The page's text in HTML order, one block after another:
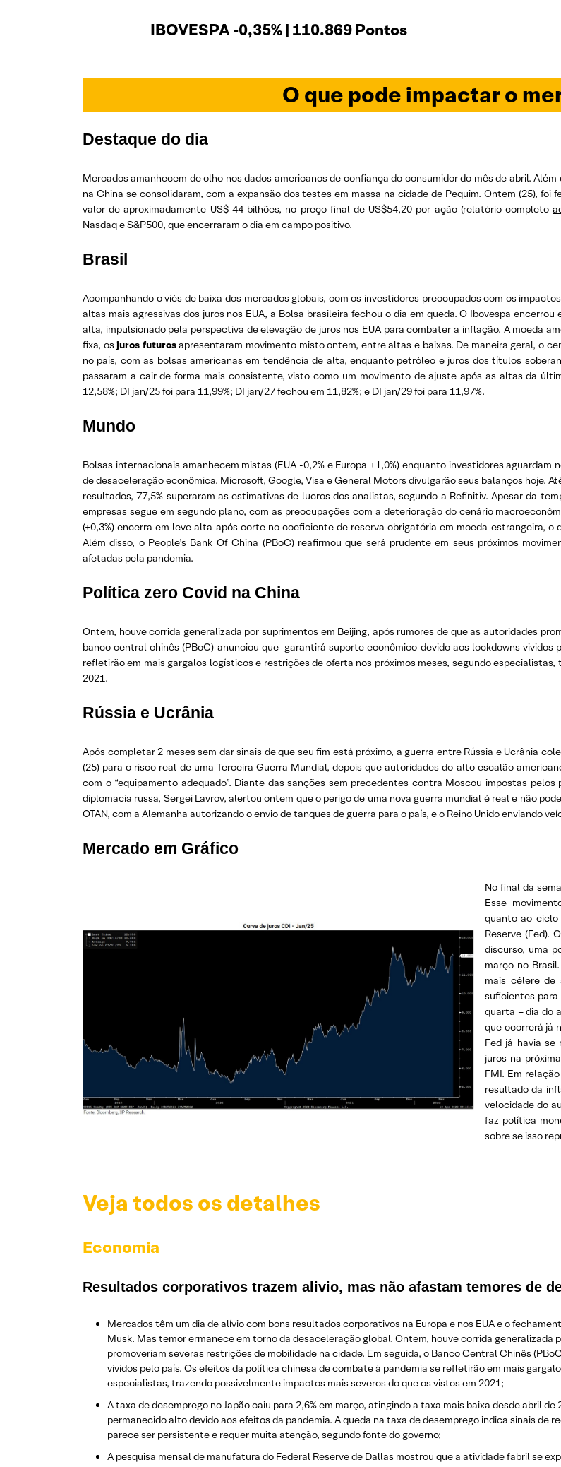
IBOVESPA -0,35% | 110.869 Pontos
O que pode impactar o
Destaque do dia
Mercados amanhecem de olho nos dados americanos de confiança do consumidor do mês de abril.
na China se consolidaram, com a expansão dos testes em massa na cidade de Pequim. Ontem (25),
valor de aproximadamente US$ 44 bilhões, no preço final de US$54,20 por ação (relatório completo
Nasdaq e S&P500, que encerraram o dia em campo positivo.
Brasil
Acompanhando o viés de baixa dos mercados globais, com os investidores preocupados com os
altas mais agressivas dos juros nos EUA, a Bolsa brasileira fechou o dia em queda. O Ibovespa
alta, impulsionado pela perspectiva de elevação de juros nos EUA para combater a inflação. A moeda
fixa, osjuros futurosapresentaram movimento misto ontem, entre altas e baixas. De maneira geral, o
no país, com as bolsas americanas em tendência de alta, enquanto petróleo e juros dos títulos
passaram a cair de forma mais consistente, visto como um movimento de ajuste após as altas da
12,58%; DI jan/25 foi para 11,99%; DI jan/27 fechou em 11,82%; e DI jan/29 foi para 11,97%.
Mundo
Bolsas internacionais amanhecem mistas (EUA -0,2% e Europa +1,0%) enquanto investidores
de desaceleração econômica. Microsoft, Google, Visa e General Motors divulgarão seus balanços hoje.
resultados, 77,5% superaram as estimativas de lucros dos analistas, segundo a Refinitiv. Apesar da
empresas segue em segundo plano, com as preocupações com a deterioração do cenário
(+0,3%) encerra em leve alta após corte no coeficiente de reserva obrigatória em moeda estrangeira,
Além disso, o People’s Bank Of China (PBoC) reafirmou que será prudente em seus próximos
afetadas pela pandemia.
Política zero Covid na China
Ontem, houve corrida generalizada por suprimentos em Beijing, após rumores de que as autoridades
banco central chinês (PBoC) anunciou que garantirá suporte econômico devido aos lockdowns
refletirão em mais gargalos logísticos e restrições de oferta nos próximos meses, segundo
2021.
Rússia e Ucrânia
Após completar 2 meses sem dar sinais de que seu fim está próximo, a guerra entre Rússia e Ucrânia
(25) para o risco real de uma Terceira Guerra Mundial, depois que autoridades do alto escalão
com o “equipamento adequado”. Diante das sanções sem precedentes contra Moscou impostas
diplomacia russa, Sergei Lavrov, alertou ontem que o perigo de uma nova guerra mundial é real e não
OTAN, com a Alemanha autorizando o envio de tanques de guerra para o país, e o Reino Unido enviando
Mercado em Gráfico
No final da
Esse
quanto ao
Reserve (Fed).
discurso, uma
março no
mais célere de
suficientes
quarta – dia do
que ocorrerá já
Fed já havia
juros na
FMI. Em
resultado da
velocidade do
faz política
sobre se isso
Veja todos os detalhes
Economia
Resultados corporativos trazem alivio, mas não afastam temores de
Mercados têm um dia de alívio com bons resultados corporativos na Europa e nos EUA e o
Musk. Mas temor ermanece em torno da desaceleração global. Ontem, houve corrida generalizada
promoveriam severas restrições de mobilidade na cidade. Em seguida, o Banco Central Chinês
vividos pelo país. Os efeitos da política chinesa de combate à pandemia se refletirão em mais
especialistas, trazendo possivelmente impactos mais severos do que os vistos em 2021;
A taxa de desemprego no Japão caiu para 2,6% em março, atingindo a taxa mais baixa desde abril
permanecido alto devido aos efeitos da pandemia. A queda na taxa de desemprego indica sinais de
parece ser persistente e requer muita atenção, segundo fonte do governo;
A pesquisa mensal de manufatura do Federal Reserve de Dallas mostrou que a atividade fabril se